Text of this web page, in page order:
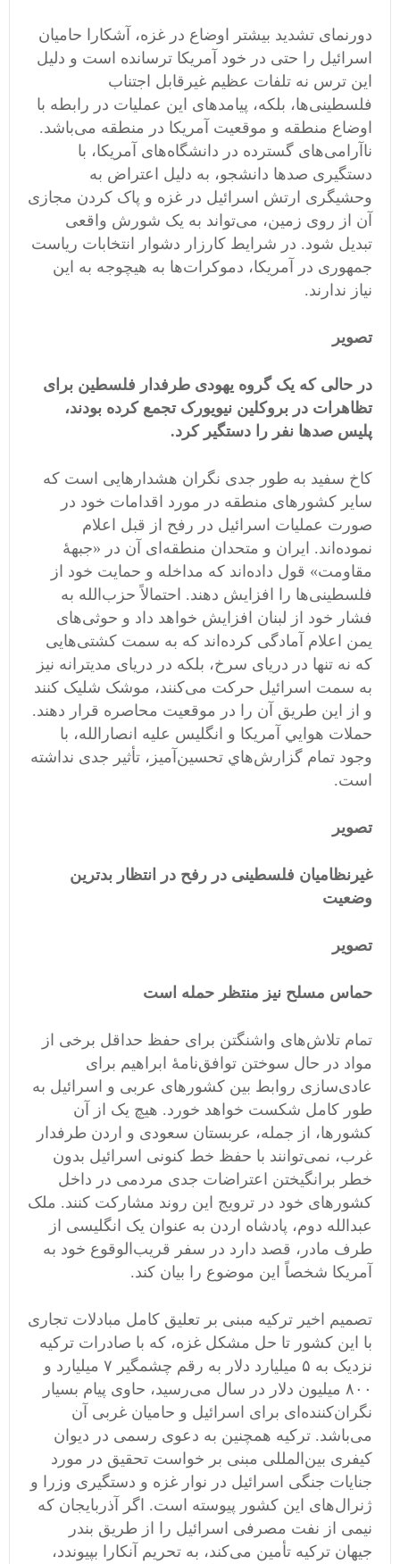
دورنمای تشدید بیشتر اوضاع در غزه، آشکارا حامیان
اسرائیل را حتی در خود آمریکا ترسانده است و دلیل
این ترس نه تلفات عظیم غیرقابل اجتناب
فلسطینی‌ها، بلکه، پیامدهای این عملیات در رابطه با
اوضاع منطقه و موقعیت آمریکا در منطقه می‌باشد.
ناآرامی‌های گسترده در دانشگاه‌های آمریکا، با
دستگیری صدها دانشجو، به دلیل اعتراض به
وحشیگری ارتش اسرائیل در غزه و پاک کردن مجازی
آن از روی زمین، می‌تواند به یک شورش واقعی
تبدیل شود. در شرایط کارزار دشوار انتخابات ریاست
جمهوری در آمریکا، دموکرات‌ها به هیچوجه به این
نیاز ندارند.
تصویر
در حالی که یک گروه یهودی طرفدار فلسطین برای
تظاهرات در بروکلین نیویورک تجمع کرده بودند،
پلیس صدها نفر را دستگیر کرد.
کاخ سفید به طور جدی نگران هشدارهایی است که
سایر کشورهای منطقه در مورد اقدامات خود در
صورت عملیات اسرائیل در رفح از قبل اعلام
نموده‌اند. ایران و متحدان منطقه‌ای آن در «جبهۀ
مقاومت» قول داده‌اند که مداخله و حمایت خود از
فلسطینی‌ها را افزایش دهند. احتمالاً حزب‌الله به
فشار خود از لبنان افزایش خواهد داد و حوثی‌های
یمن اعلام آمادگی کرده‌اند که به سمت کشتی‌هایی
که نه تنها در دریای سرخ، بلکه در دریای مدیترانه نیز
به سمت اسرائیل حرکت می‌کنند، موشک شلیک کنند
و از این طریق آن را در موقعیت محاصره قرار دهند.
حملات هوايي آمريكا و انگليس عليه انصارالله، با
وجود تمام گزارش‌هاي تحسین‌آمیز، تأثیر جدی نداشته
است.
تصویر
غیرنظامیان فلسطینی در رفح در انتظار بدترین
وضعیت
تصویر
حماس مسلح نیز منتظر حمله است
تمام تلاش‌های واشنگتن برای حفظ حداقل برخی از
مواد در حال سوختن توافق‌نامۀ ابراهیم برای
عادی‌سازی روابط بین کشورهای عربی و اسرائیل به
طور کامل شکست خواهد خورد. هیچ یک از آن‌
کشورها، از جمله، عربستان سعودی و اردن طرفدار
غرب، نمی‌توانند با حفظ خط کنونی اسرائیل بدون
خطر برانگیختن اعتراضات جدی مردمی در داخل
کشورهای خود در ترویج این روند مشارکت کنند. ملک
عبدالله دوم، پادشاه اردن به عنوان یک انگلیسی از
طرف مادر، قصد دارد در سفر قریب‌الوقوع خود به
آمریکا شخصاً این موضوع را بیان کند.
تصمیم اخیر ترکیه مبنی بر تعلیق کامل مبادلات تجاری
با این کشور تا حل مشکل غزه، که با صادرات ترکیه
نزدیک به ۵ میلیارد دلار به رقم چشمگیر ٧ میلیارد و
٨٠٠ میلیون دلار در سال می‌رسید، حاوی پیام بسیار
نگران‌کننده‌ای برای اسرائیل و حامیان غربی آن
می‌باشد. ترکیه همچنین به دعوی رسمی در دیوان
کیفری بین‌المللی مبنی بر خواست تحقیق در مورد
جنایات جنگی اسرائیل در نوار غزه و دستگیری وزرا و
ژنرال‌های این کشور پیوسته است. اگر آذربایجان که
نیمی از نفت مصرفی اسرائیل را از طریق بندر
جیهان ترکیه تأمین می‌کند، به تحریم آنکارا بپیوندد،